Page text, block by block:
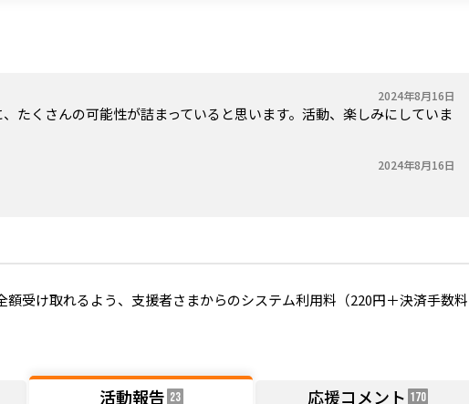
2024年8月16日
たくさんの可能性が詰まっていると思います。活動、楽しみにしていま
2024年8月16日
額受け取れるよう、支援者さまからのシステム利用料（220円＋決済手数料
活動報告 23 応援コメント 170